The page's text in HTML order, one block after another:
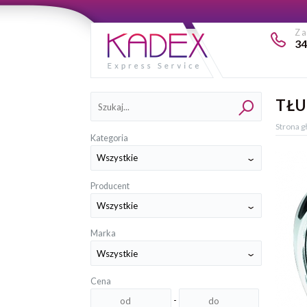
Kategoria
Producent
Marka
Cena
-
Kategorie
Strona